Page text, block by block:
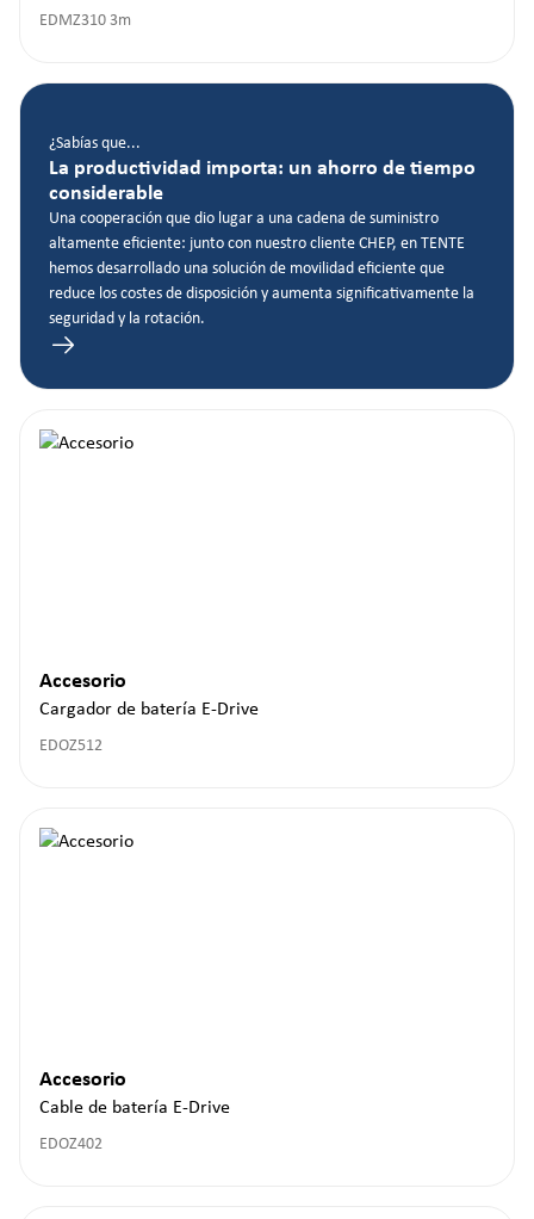
EDMZ310 3m
¿Sabías que...
La productividad importa: un ahorro de tiempo
considerable
Una cooperación que dio lugar a una cadena de suministro
altamente eficiente: junto con nuestro cliente CHEP, en TENTE
hemos desarrollado una solución de movilidad eficiente que
reduce los costes de disposición y aumenta significativamente la
seguridad y la rotación.
Accesorio
Cargador de batería E-Drive
EDOZ512
Accesorio
Cable de batería E-Drive
EDOZ402